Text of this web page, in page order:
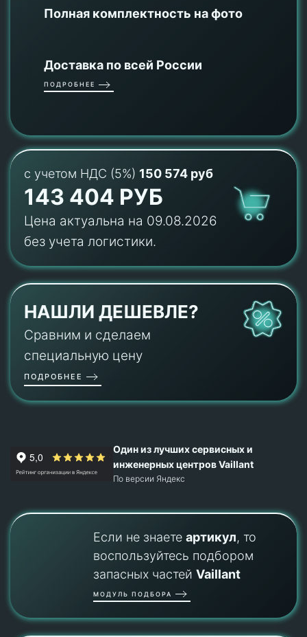
Полная комплектность на фото
Доставка по всей России
ПОДРОБНЕЕ
с учетом НДС (5%) 150 574 руб
143 404 РУБ
Цена актуальна на 09.08.2026
без учета логистики.
НАШЛИ ДЕШЕВЛЕ?
Сравним и сделаем
специальную цену
ПОДРОБНЕЕ
Один из лучших сервисных и
инженерных центров Vaillant
По версии Яндекс
Если не знаете артикул, то
воспользуйтесь подбором
запасных частей Vaillant
МОДУЛЬ ПОДБОРА